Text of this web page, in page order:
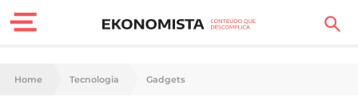
Finanças Pessoais
Home Tecnologia Gadgets